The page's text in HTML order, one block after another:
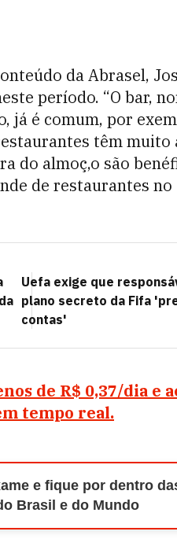
da Abrasel,
período. “O bar,
já é comum, por
têm muito
do almoç,o são
de restaurantes no
Uefa exige que
plano secreto da Fifa
contas'
de R$ 0,37/dia e
tempo real.
e fique por dentro
Brasil e do Mundo